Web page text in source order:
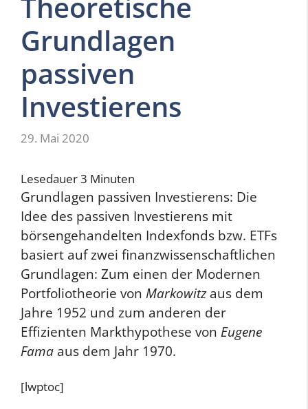
Grundlagen
passiven
Investierens
29. Mai 2020
Lesedauer3 Minuten
Grundlagen passiven Investierens: Die
Idee des passiven Investierens mit
börsengehandelten Indexfonds bzw. ETFs
basiert auf zwei finanzwissenschaftlichen
Grundlagen: Zum einen der Modernen
Portfoliotheorie von Markowitzaus dem
Jahre 1952 und zum anderen der
Effizienten Markthypothese von Eugene
Fama aus dem Jahr 1970.
[lwptoc]